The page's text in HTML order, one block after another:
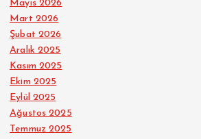
Mayıs 2026
Mart 2026
Şubat 2026
Aralık 2025
Kasım 2025
Ekim 2025
Eylül 2025
Ağustos 2025
Temmuz 2025